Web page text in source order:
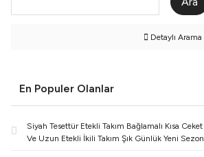
Detaylı Arama
En Populer Olanlar
Siyah Tesettür Etekli Takım Bağlamalı Kısa Ceket
Ve Uzun Etekli İkili Takım Şık Günlük Yeni Sezon